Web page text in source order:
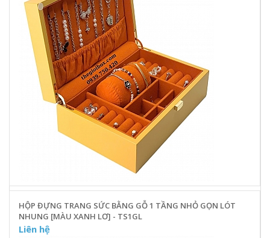
HỘP ĐỰNG TRANG SỨC BẰNG GỖ 1 TẦNG NHỎ GỌN LÓT
NHUNG [MÀU XANH LƠ] - TS1GL
Liên hệ